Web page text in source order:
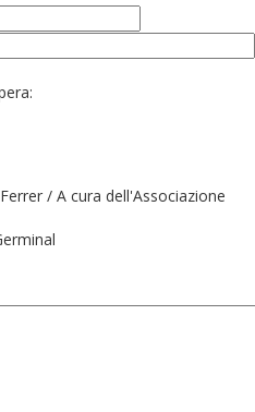
/ A cura dell'Associazione